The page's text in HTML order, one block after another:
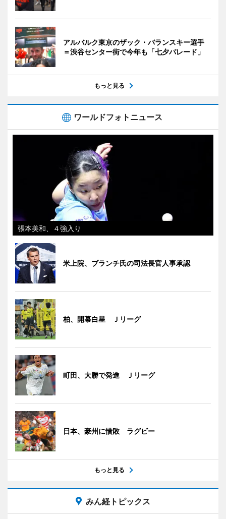
アルバルク東京のザック・バランスキー選手
＝渋谷センター街で今年も「七夕パレード」
もっと見る
ワールドフォトニュース
張本美和、４強入り
米上院、ブランチ氏の司法長官人事承認
柏、開幕白星 Ｊリーグ
町田、大勝で発進 Ｊリーグ
日本、豪州に惜敗 ラグビー
もっと見る
みん経トピックス